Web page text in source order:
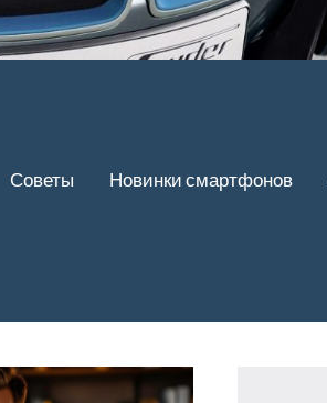
Советы Новинки смартфонов